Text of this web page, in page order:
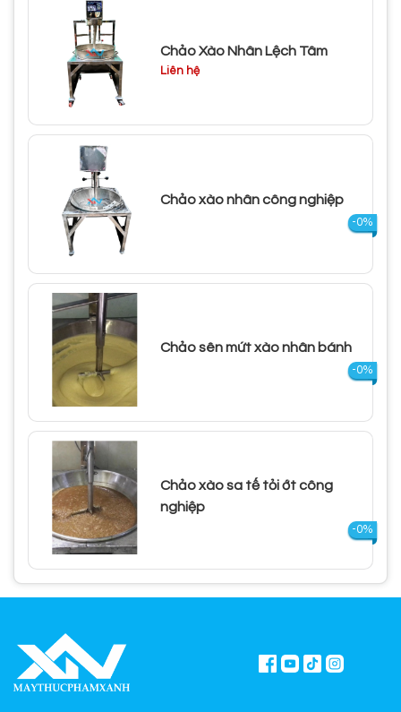
Chảo Xào Nhân Lệch Tâm
Liên hệ
Chảo xào nhân công nghiệp
-0%
Chảo sên mứt xào nhân bánh
-0%
Chảo xào sa tế tỏi ớt công
nghiệp
-0%